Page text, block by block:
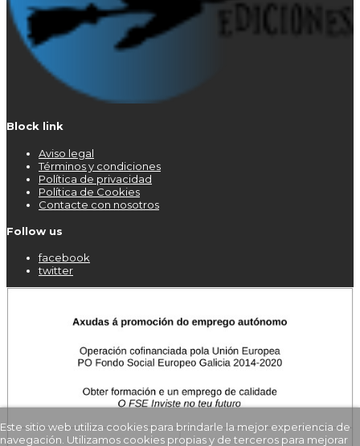
Este sitio web utiliza cookies para brindarle la mejor experiencia de
navegación. Utilizamos cookies propias y de terceros para mejorar
Block link
Aviso legal
Términos y condiciones
Política de privacidad
Política de Cookies
Contacte con nosotros
Follow us
facebook
twitter